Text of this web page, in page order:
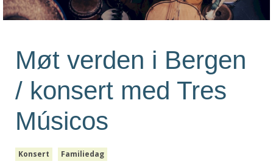
Møt verden i Bergen
/ konsert med Tres
Músicos
Konsert Familiedag